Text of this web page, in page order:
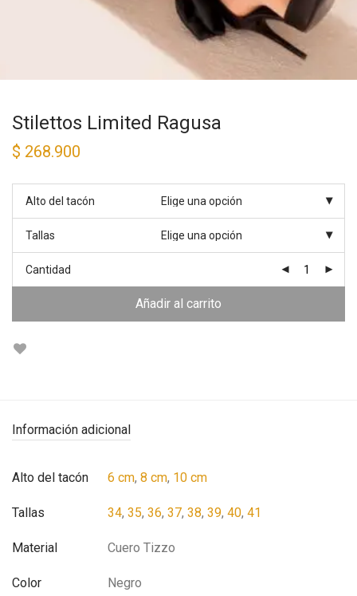
Stilettos Limited Ragusa
$ 268.900
Alto del tacón
Tallas
Cantidad
Añadir al carrito
Información adicional
Alto del tacón 6 cm, 8 cm, 10 cm
Tallas 34, 35, 36, 37, 38, 39, 40, 41
Material Cuero Tizzo
Color Negro